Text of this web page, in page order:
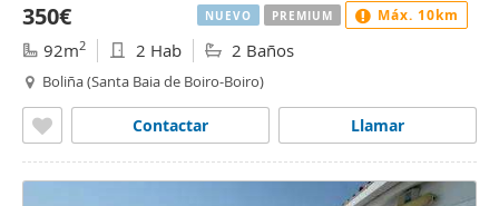
350€
92m2 2 Hab 2 Baños
Boliña (Santa Baia de Boiro-Boiro)
Llamar
Contactar
NUEVO PREMIUM Máx. 10km